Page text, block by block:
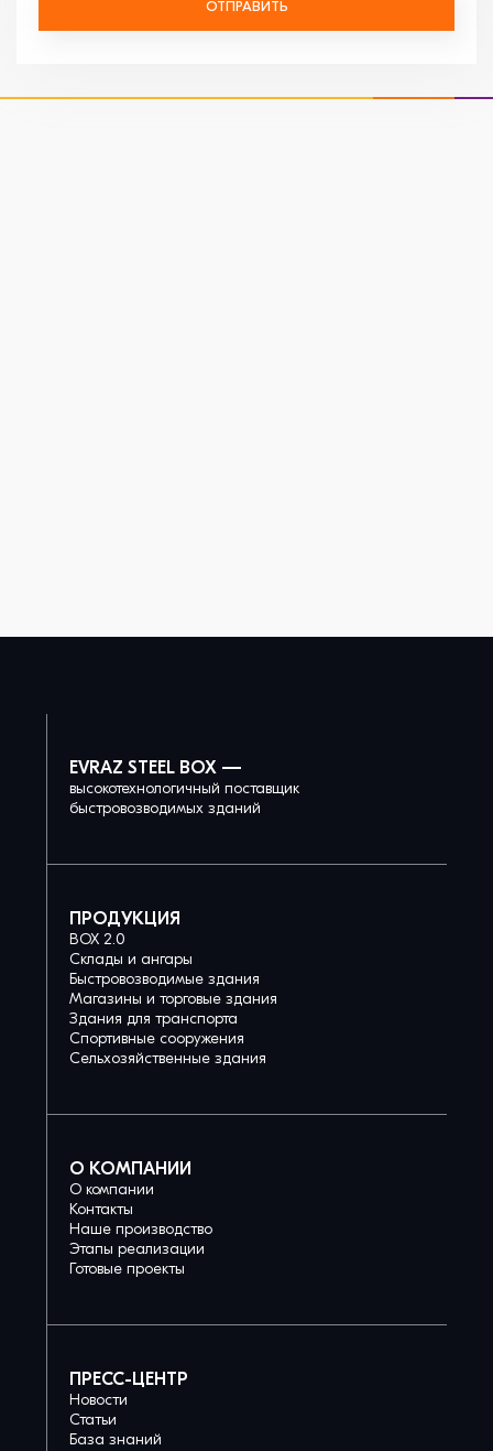
ОТПРАВИТЬ
EVRAZ STEEL BOX —
высокотехнологичный поставщик
быстровозводимых зданий
ПРОДУКЦИЯ
BOX 2.0
Склады и ангары
Быстровозводимые здания
Магазины и торговые здания
Здания для транспорта
Спортивные сооружения
Сельхозяйственные здания
О КОМПАНИИ
О компании
Контакты
Наше производство
Этапы реализации
Готовые проекты
ПРЕСС-ЦЕНТР
Новости
Статьи
База знаний